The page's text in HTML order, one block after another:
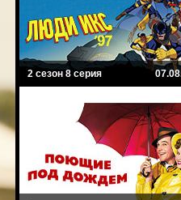
2 сезон 8 серия